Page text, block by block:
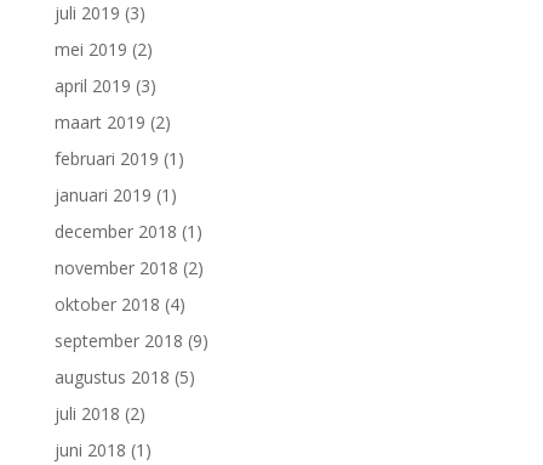
juli 2019 (3)
mei 2019 (2)
april 2019 (3)
maart 2019 (2)
februari 2019 (1)
januari 2019 (1)
december 2018 (1)
november 2018 (2)
oktober 2018 (4)
september 2018 (9)
augustus 2018 (5)
juli 2018 (2)
juni 2018 (1)